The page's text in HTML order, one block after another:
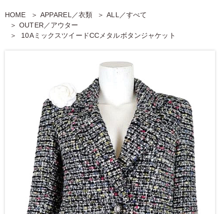
HOME APPAREL／衣類
ALL／すべて
OUTER／アウター
10AミックスツイードCCメタルボタンジャケット